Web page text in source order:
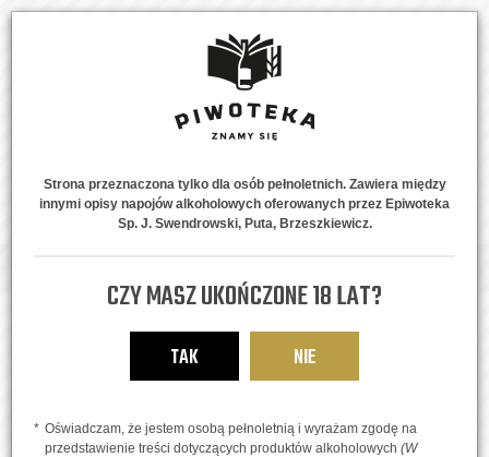
MENU 0
Strona przeznaczona tylko dla osób pełnoletnich. Zawiera między
innymi opisy napojów alkoholowych oferowanych przez Epiwoteka
Sp. J. Swendrowski, Puta, Brzeszkiewicz.
CZY MASZ UKOŃCZONE 18 LAT?
TAK NIE
Oświadczam, że jestem osobą pełnoletnią i wyrażam zgodę na
przedstawienie treści dotyczących produktów alkoholowych (W